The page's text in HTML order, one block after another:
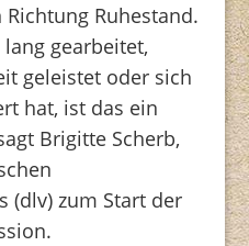
Ruhestand.
gearbeitet,
geleistet oder sich
hat, ist das ein
Brigitte Scherb,
(dlv) zum Start der